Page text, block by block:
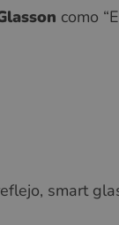
como
smart